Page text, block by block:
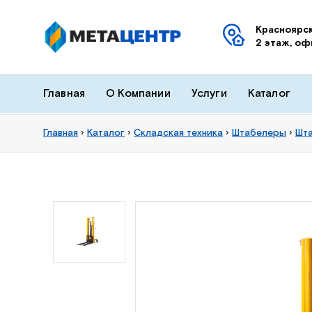
2 этаж,
Главная О Компании Услуги Каталог
Главная › Каталог › Складская техника › Штабелеры ›